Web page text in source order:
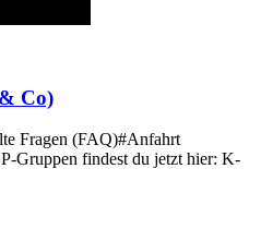
Co)
Fragen (FAQ)#Anfahrt
Gruppen findest du jetzt hier: K-